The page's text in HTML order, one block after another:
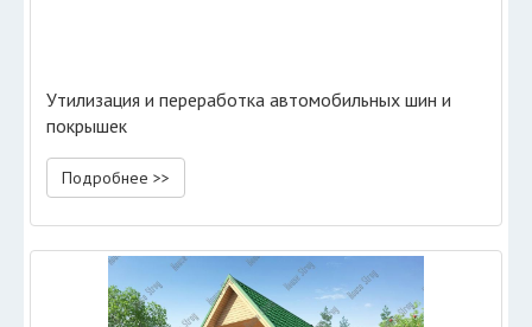
Утилизация и переработка автомобильных шин и
покрышек
Подробнее >>